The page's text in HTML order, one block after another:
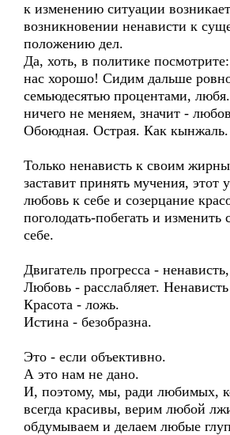
к изменению ситуации
возникновении ненависти к
положению дел.
Да, хоть, в политике
нас хорошо! Сидим дальше
семьюдесятью процентами,
ничего не меняем, значит -
Обоюдная. Острая. Как кынжаль.
Только ненависть к своим
заставит принять мучения, этот
любовь к себе и созерцание
поголодать-побегать и изменить
себе.
Двигатель прогресса -
Любовь - расслабляет.
Красота - ложь.
Истина - безобразна.
Это - если объективно.
А это нам не дано.
И, поэтому, мы, ради любимых,
всегда красивы, верим любой
обдумываем и делаем любые